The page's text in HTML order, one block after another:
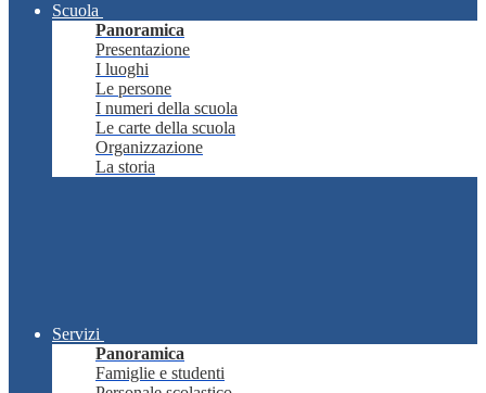
Scuola
Panoramica
Presentazione
I luoghi
Le persone
I numeri della scuola
Le carte della scuola
Organizzazione
La storia
Servizi
Panoramica
Famiglie e studenti